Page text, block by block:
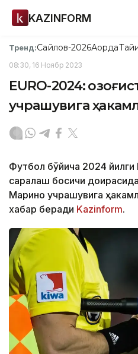
KAZINFORM
Тренд:Сайлов-2026Ақорда
08:30, 16 Ноябр 2023
ЕURО-2024:
учрашувига
Футбол бўйича 2024
саралаш босқичи
Марино учрашувига
хабар беради Kazinform.